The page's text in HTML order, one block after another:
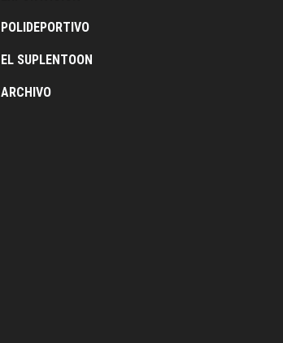
POLIDEPORTIVO
EL SUPLENTOON
ARCHIVO